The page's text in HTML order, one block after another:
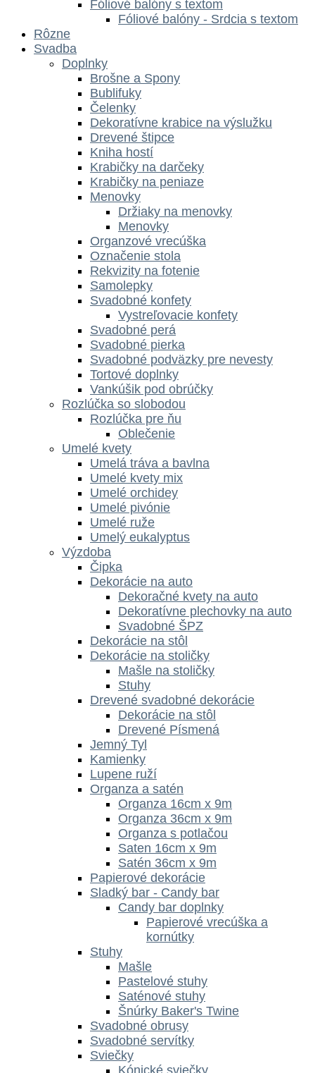
Fóliové balóny s textom
Fóliové balóny - Srdcia s textom
Rôzne
Svadba
Doplnky
Brošne a Spony
Bublifuky
Čelenky
Dekoratívne krabice na výslužku
Drevené štipce
Kniha hostí
Krabičky na darčeky
Krabičky na peniaze
Menovky
Držiaky na menovky
Menovky
Organzové vrecúška
Označenie stola
Rekvizity na fotenie
Samolepky
Svadobné konfety
Vystreľovacie konfety
Svadobné perá
Svadobné pierka
Svadobné podväzky pre nevesty
Tortové doplnky
Vankúšik pod obrúčky
Rozlúčka so slobodou
Rozlúčka pre ňu
Oblečenie
Umelé kvety
Umelá tráva a bavlna
Umelé kvety mix
Umelé orchidey
Umelé pivónie
Umelé ruže
Umelý eukalyptus
Výzdoba
Čipka
Dekorácie na auto
Dekoračné kvety na auto
Dekoratívne plechovky na auto
Svadobné ŠPZ
Dekorácie na stôl
Dekorácie na stoličky
Mašle na stoličky
Stuhy
Drevené svadobné dekorácie
Dekorácie na stôl
Drevené Písmená
Jemný Tyl
Kamienky
Lupene ruží
Organza a satén
Organza 16cm x 9m
Organza 36cm x 9m
Organza s potlačou
Saten 16cm x 9m
Satén 36cm x 9m
Papierové dekorácie
Sladký bar - Candy bar
Candy bar doplnky
Papierové vrecúška a
kornútky
Stuhy
Mašle
Pastelové stuhy
Saténové stuhy
Šnúrky Baker's Twine
Svadobné obrusy
Svadobné servítky
Sviečky
Kónické sviečky